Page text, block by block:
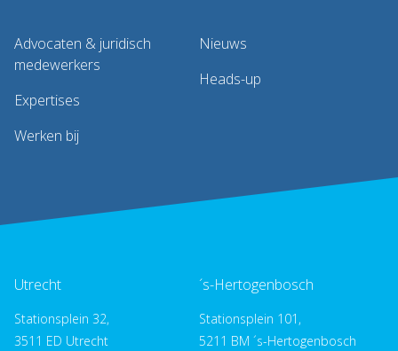
Advocaten & juridisch
medewerkers
Expertises
Werken bij
Nieuws
Heads-up
Utrecht
Stationsplein 32,
3511 ED Utrecht
´s-Hertogenbosch
Stationsplein 101,
5211 BM ´s-Hertogenbosch